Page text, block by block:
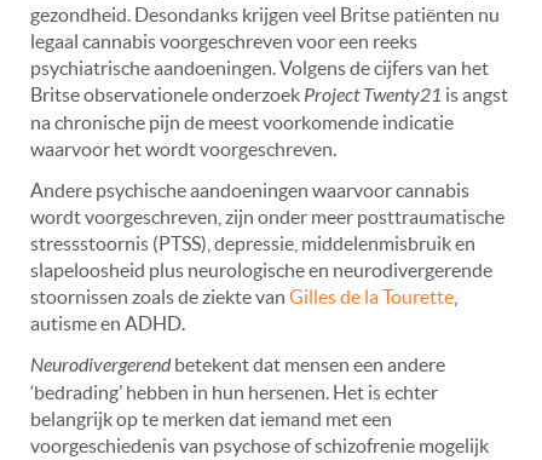
gezondheid. Desondanks krijgen veel Britse patiënten nu
legaal cannabis voorgeschreven voor een reeks
psychiatrische aandoeningen. Volgens de cijfers van het
Britse observationele onderzoek Project Twenty21 is angst
na chronische pijn de meest voorkomende indicatie
waarvoor het wordt voorgeschreven.
Andere psychische aandoeningen waarvoor cannabis
wordt voorgeschreven, zijn onder meer posttraumatische
stressstoornis (PTSS), depressie, middelenmisbruik en
slapeloosheid plus neurologische en neurodivergerende
stoornissen zoals de ziekte van Gilles de la Tourette
autisme en ADHD.
Neurodivergerendbetekent dat mensen een andere
‘bedrading’ hebben in hun hersenen. Het is echter
belangrijk op te merken dat iemand met een
voorgeschiedenis van psychose of schizofrenie mogelijk